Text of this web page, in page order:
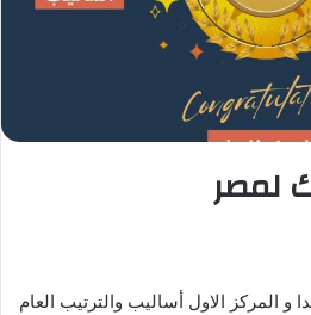
لمصر
و المركز الاول أساليب والترتيب العام